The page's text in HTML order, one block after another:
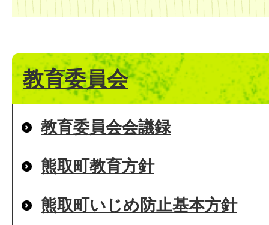
教育委員会
教育委員会会議録
熊取町教育方針
熊取町いじめ防止基本方針